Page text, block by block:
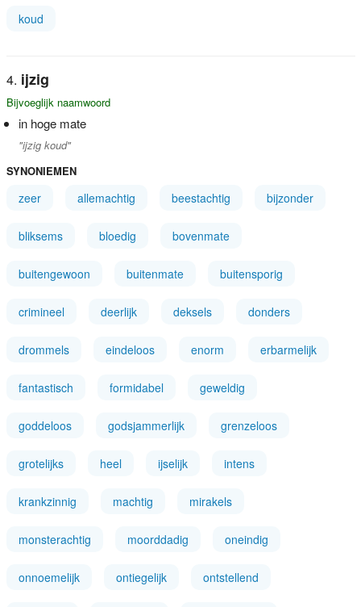
koud
ijzig
Bijvoeglijk naamwoord
in hoge mate
"ijzig koud"
SYNONIEMEN
zeer allemachtig beestachtig bijzonder
bliksems bloedig bovenmate
buitengewoon buitenmate buitensporig
crimineel deerlijk deksels donders
drommels eindeloos enorm erbarmelijk
fantastisch formidabel geweldig
goddeloos godsjammerlijk grenzeloos
grotelijks heel ijselijk intens
krankzinnig machtig mirakels
monsterachtig moorddadig oneindig
onnoemelijk ontiegelijk ontstellend